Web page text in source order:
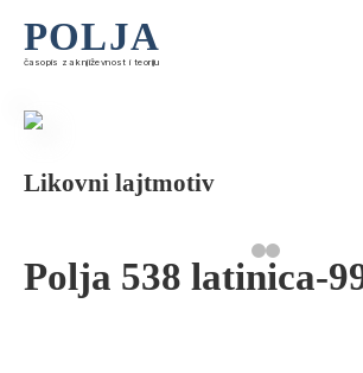
POLJA
časopis za književnost i teoriju
Likovni lajtmotiv
Polja 538 latinica-